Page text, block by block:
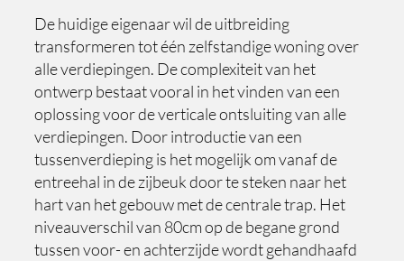
De huidige eigenaar wil de uitbreiding
transformeren tot één zelfstandige woning over
alle verdiepingen. De complexiteit van het
ontwerp bestaat vooral in het vinden van een
oplossing voor de verticale ontsluiting van alle
verdiepingen. Door introductie van een
tussenverdieping is het mogelijk om vanaf de
entreehal in de zijbeuk door te steken naar het
hart van het gebouw met de centrale trap. Het
niveauverschil van 80cm op de begane grond
tussen voor- en achterzijde wordt gehandhaafd